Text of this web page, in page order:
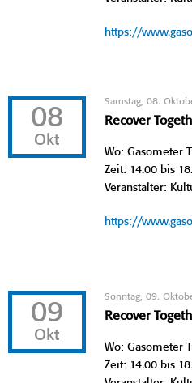
https://
08
Okt
Samstag, 08.
Recover
Wo: Gasometer
Zeit: 14.00 bis
Veranstalter:
https://
09
Okt
Sonntag, 09.
Recover
Wo: Gasometer
Zeit: 14.00 bis